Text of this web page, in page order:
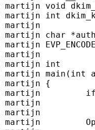
martijn
martijn
martijn
martijn
martijn
martijn
martijn
martijn
martijn
martijn
martijn
martijn
martijn